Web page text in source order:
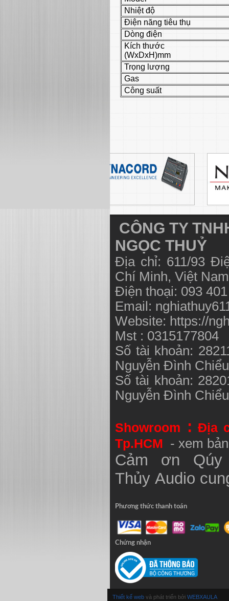
Nhiệt độ
Điện năng tiêu thụ
Dòng điện
Kích thước
(WxDxH)mm
Trọng lượng
Gas
Công suất
CÔNG TY
NGỌC THUỶ
Địa chỉ: 611/93
Chí Minh, Việt
Điện thoại: 093
Email:
Website: https://
Mst : 0315177804
Số tài khoản:
Nguyễn Đình
Số tài khoản:
Nguyễn Đình
Showroom : Địa
Tp.HCM - xem
Cảm ơn
Thủy Audio
Phương thức thanh toán
Chứng nhận
Thiết kế web và phát triển bởi WEBXAULA